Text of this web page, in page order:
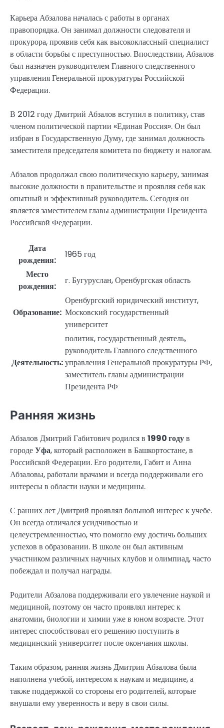
Карьера Абзалова началась с работы в органах
правопорядка. Он занимал должности следователя и
прокурора, проявив себя как высококлассный специалист
в области борьбы с преступностью. Впоследствии, Абзалов
был назначен руководителем Главного следственного
управления Генеральной прокуратуры Российской
Федерации.
В 2012 году Дмитрий Абзалов вступил в политику, став
членом политической партии «Единая Россия». Он был
избран в Государственную Думу, где занимал должность
заместителя председателя комитета по бюджету и налогам.
Абзалов продолжал свою политическую карьеру, занимая
высокие должности в правительстве и проявляя себя как
опытный и эффективный руководитель. Сегодня он
является заместителем главы администрации Президента
Российской Федерации.
Дата
рождения:
1965 год
Место
рождения:
г. Бугуруслан, Оренбургская область
Образование:
Оренбургский юридический институт,
Московский государственный
университет
Деятельность:
политик, государственный деятель,
руководитель Главного следственного
управления Генеральной прокуратуры РФ,
заместитель главы администрации
Президента РФ
Ранняя жизнь
Абзалов Дмитрий Габитович родился в 1990 годув
городеУфа, который расположен в Башкортостане, в
Российской Федерации. Его родители, Габит и Анна
Абзаловы, работали врачами и всегда поддерживали его
интересы в области науки и медицины.
С ранних лет Дмитрий проявлял большой интерес к учебе.
Он всегда отличался усидчивостью и
целеустремленностью, что помогло ему достичь больших
успехов в образовании. В школе он был активным
участником различных научных клубов и олимпиад, часто
побеждал и получал награды.
Родители Абзалова поддерживали его увлечение наукой и
медициной, поэтому он часто проявлял интерес к
анатомии, биологии и химии уже в юном возрасте. Этот
интерес способствовал его решению поступить в
медицинский университет после окончания школы.
Таким образом, ранняя жизнь Дмитрия Абзалова была
наполнена учебой, интересом к наукам и медицине, а
также поддержкой со стороны его родителей, которые
внушали ему уверенность и веру в свои силы.